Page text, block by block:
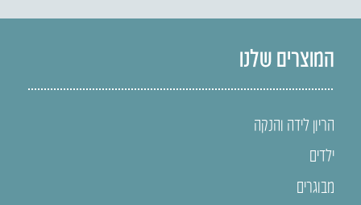
המוצרים שלנו
הריון לידה והנקה
ילדים
מבוגרים